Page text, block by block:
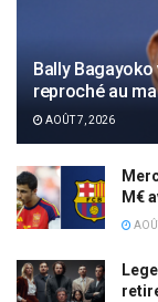
Bally Bagayoko
reproché au
AOÛT 7, 2026
M€